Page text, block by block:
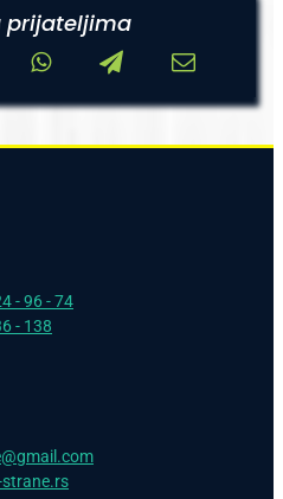
prijateljima
- 96 - 74
- 138